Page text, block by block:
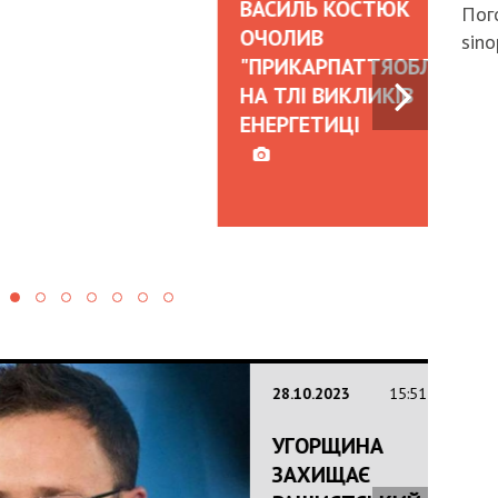
ВАСИЛЬ КОСТЮК
"ПРИКАРПАТТЯОБЛЕНЕРГО"
НА ТЛІ ВИКЛИКІВ
ЕНЕРГЕТИЦІ
15:51
ЗАХИЩАЄ